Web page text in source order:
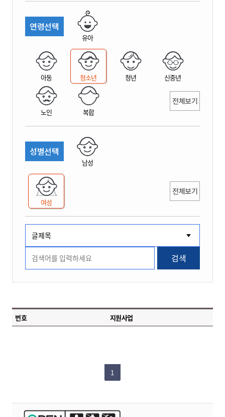
연령선택
유아
아동 청소년 청년 신중년
노인 복합
전체보기
성별선택
남성
여성
전체보기
검색
번호 지원사업
1